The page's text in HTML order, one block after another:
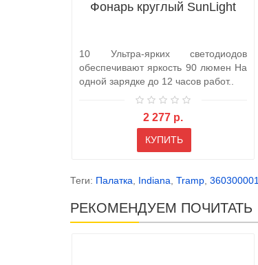
Фонарь круглый SunLight
10 Ультра-ярких светодиодов
обеспечивают яркость 90 люмен На
одной зарядке до 12 часов работ..
2 277 р.
КУПИТЬ
Теги: Палатка Indiana Tramp 360300001
РЕКОМЕНДУЕМ ПОЧИТАТЬ